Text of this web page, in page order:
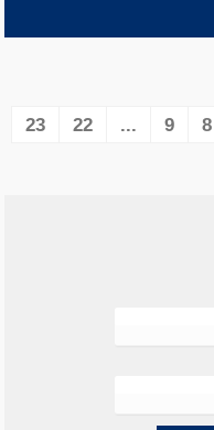
8
9
...
22
23